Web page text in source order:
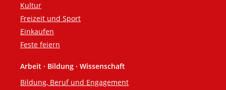
Kultur
Freizeit und Sport
Einkaufen
Feste feiern
Arbeit · Bildung · Wissenschaft
Bildung, Beruf und Engagement